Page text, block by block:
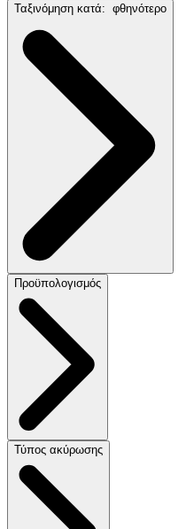
Ταξινόμηση κατά: φθηνότερο
Προϋπολογισμός
Τύπος ακύρωσης